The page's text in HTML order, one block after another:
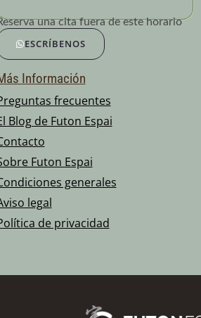
una cita fuera de este horario
ESCRÍBENOS
Información
frecuentes
Blog de Futon Espai
Futon Espai
generales
legal
de privacidad